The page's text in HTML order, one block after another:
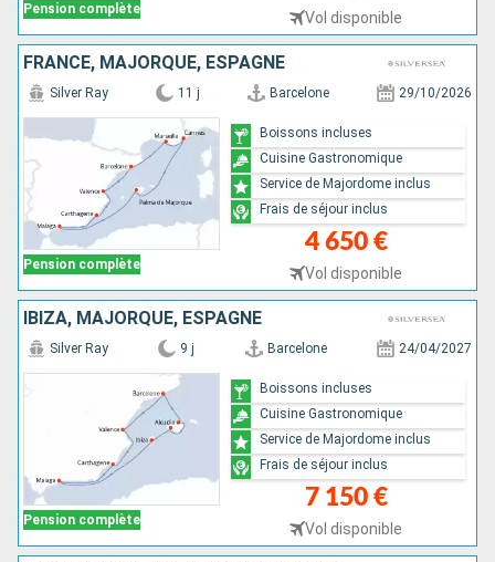
Pension complète Vol disponible
FRANCE, MAJORQUE, ESPAGNE
Pension complète
Silver Ray 11 j Barcelone 29/10/2026
4 650 €
Vol disponible
Boissons incluses
Cuisine Gastronomique
Service de Majordome inclus
Frais de séjour inclus
IBIZA, MAJORQUE, ESPAGNE
Pension complète
Silver Ray 9 j Barcelone 24/04/2027
7 150 €
Vol disponible
Boissons incluses
Cuisine Gastronomique
Service de Majordome inclus
Frais de séjour inclus